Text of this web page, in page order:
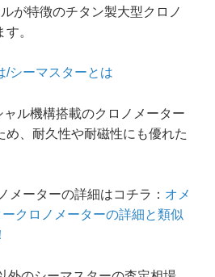
が特徴のチタン製大型クロノ
。
/シーマスターとは
ル機構搭載のクロノメーター
め、耐久性や耐磁性にも優れた
メーターの詳細はコチラ： オメ
クロノメーターの詳細と類似